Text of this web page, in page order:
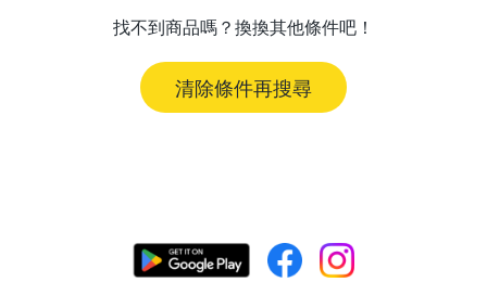
找不到商品嗎？換換其他條件吧！
清除條件再搜尋